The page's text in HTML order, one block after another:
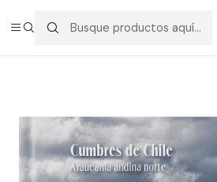
Cumbres De Chile: